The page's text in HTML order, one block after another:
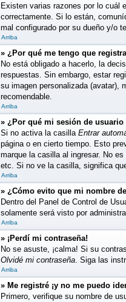
Existen varias razones por lo cuál
correctamente. Si lo están,
mal configurado por su dueño y/o
Arriba
» ¿Por qué me tengo que
No está obligado a hacerlo, la
respuestas. Sin embargo, estar
su imagen personalizada (avatar),
recomendable.
Arriba
» ¿Por qué mi sesión de
Si no activa la casilla Entrar
página o en cierto tiempo. Esto
marque la casilla al ingresar. No
etc. Si no ve la casilla, significa
Arriba
» ¿Cómo evito que mi nombre
Dentro del Panel de Control de
solamente será visto por
Arriba
» ¡Perdí mi contraseña!
No se asuste, ¡calma! Si su
Olvidé mi contraseña. Siga las
Arriba
» Me registré ¡y no me puedo
Primero, verifique su nombre de